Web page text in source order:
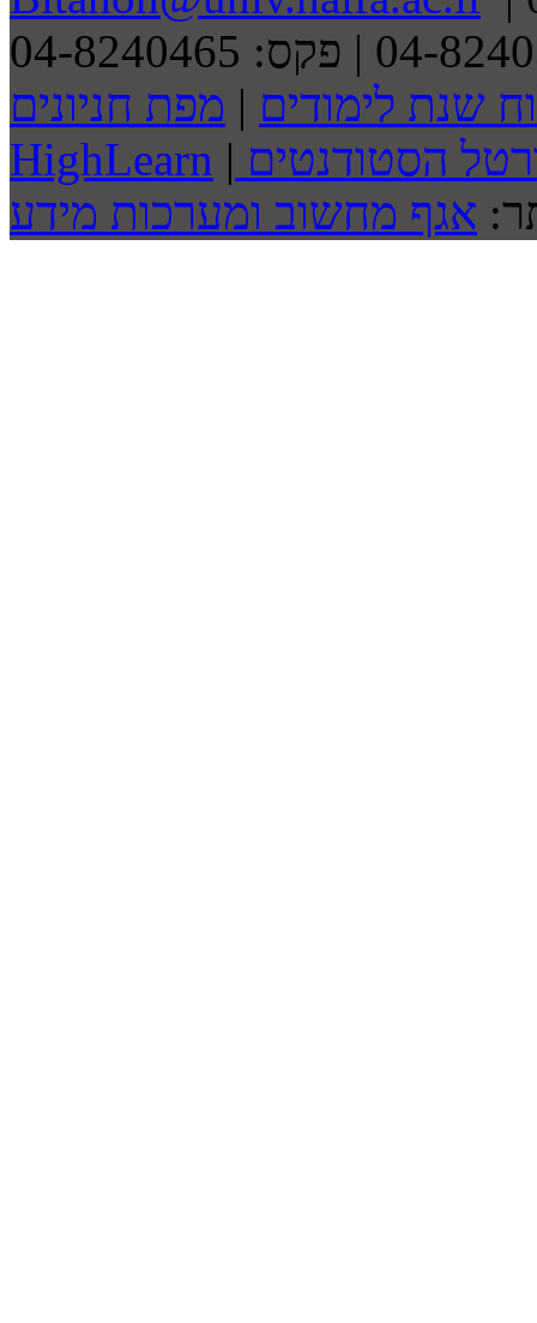
שנת לימודים | מפת חניונים
HighLearn | הסטודנטים
אגף מחשוב ומערכות מידע